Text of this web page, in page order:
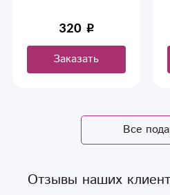
320
Заказать
Все
Отзывы наших